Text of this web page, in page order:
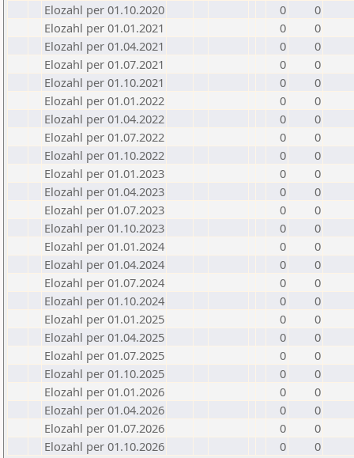
Elozahl per 01.10.2020
0
0
Elozahl per 01.01.2021
0
0
Elozahl per 01.04.2021
0
0
Elozahl per 01.07.2021
0
0
Elozahl per 01.10.2021
0
0
Elozahl per 01.01.2022
0
0
Elozahl per 01.04.2022
0
0
Elozahl per 01.07.2022
0
0
Elozahl per 01.10.2022
0
0
Elozahl per 01.01.2023
0
0
Elozahl per 01.04.2023
0
0
Elozahl per 01.07.2023
0
0
Elozahl per 01.10.2023
0
0
Elozahl per 01.01.2024
0
0
Elozahl per 01.04.2024
0
0
Elozahl per 01.07.2024
0
0
Elozahl per 01.10.2024
0
0
Elozahl per 01.01.2025
0
0
Elozahl per 01.04.2025
0
0
Elozahl per 01.07.2025
0
0
Elozahl per 01.10.2025
0
0
Elozahl per 01.01.2026
0
0
Elozahl per 01.04.2026
0
0
Elozahl per 01.07.2026
0
0
Elozahl per 01.10.2026
0 0